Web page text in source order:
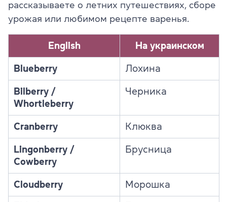
рассказываете о летних путешествиях, сборе
урожая или любимом рецепте варенья.
English На украинском
Blueberry Лохина
Bilberry /
Whortleberry
Черника
Cranberry Клюква
Lingonberry /
Cowberry
Брусница
Cloudberry Морошка